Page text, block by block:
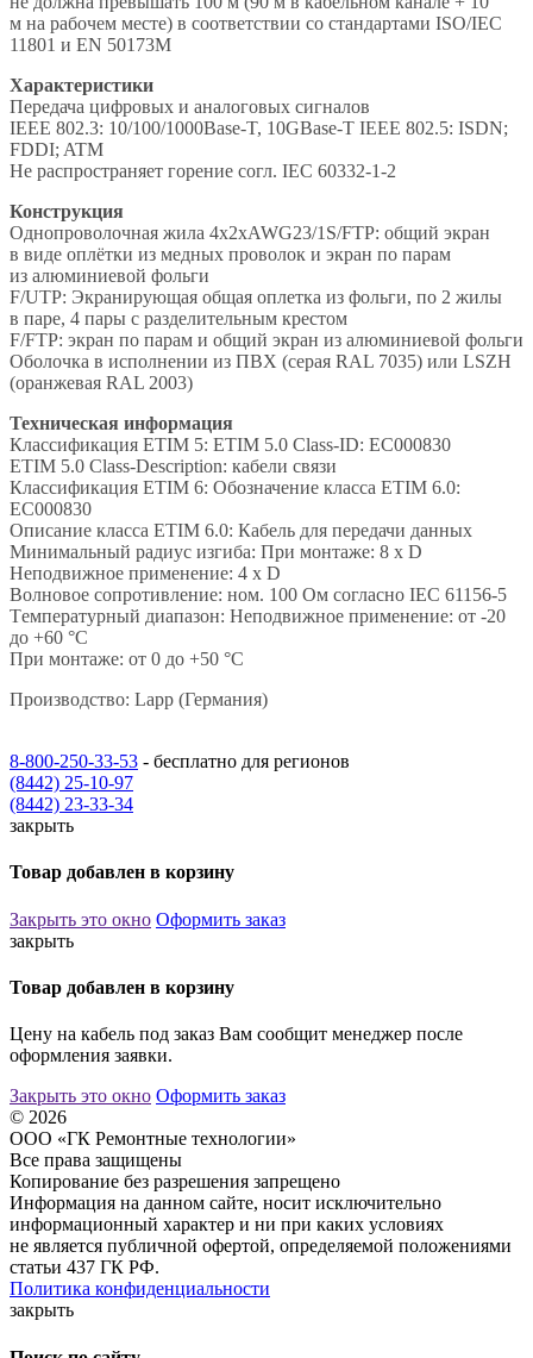
м на рабочем месте) в соответствии со стандартами ISO/IEC
11801 и EN 50173М
Характеристики
Передача цифровых и аналоговых сигналов
IEEE 802.3: 10/100/1000Base-T, 10GBase-T IEEE 802.5: ISDN;
FDDI; ATM
Не распространяет горение согл. IEC 60332-1-2
Конструкция
Однопроволочная жила 4x2xAWG23/1S/FTP: общий экран
в виде оплётки из медных проволок и экран по парам
из алюминиевой фольги
F/UTP: Экранирующая общая оплетка из фольги, по 2 жилы
в паре, 4 пары с разделительным крестом
F/FTP: экран по парам и общий экран из алюминиевой фольги
Оболочка в исполнении из ПВХ (серая RAL 7035) или LSZH
(оранжевая RAL 2003)
Техническая информация
Классификация ETIM 5: ETIM 5.0 Class-ID: EC000830
ETIM 5.0 Class-Description: кабели связи
Классификация ETIM 6: Обозначение класса ETIM 6.0:
EC000830
Описание класса ETIM 6.0: Кабель для передачи данных
Минимальный радиус изгиба: При монтаже: 8 x D
Неподвижное применение: 4 x D
Волновое сопротивление: ном. 100 Ом согласно IEC 61156-5
Tемпературный диапазон: Неподвижное применение: от -20
до +60 °C
При монтаже: от 0 до +50 °C
Производство: Lapp (Германия)
8-800-250-33-53 - бесплатно для регионов
(8442) 25-10-97
(8442) 23-33-34
закрыть
Товар добавлен в корзину
Закрыть это окно Оформить заказ
закрыть
Товар добавлен в корзину
Цену на кабель под заказ Вам сообщит менеджер после
оформления заявки.
Закрыть это окно Оформить заказ
© 2026
ООО «ГК Ремонтные технологии»
Все права защищены
Копирование без разрешения запрещено
Информация на данном сайте, носит исключительно
информационный характер и ни при каких условиях
не является публичной офертой, определяемой положениями
статьи 437 ГК РФ.
Политика конфиденциальности
закрыть